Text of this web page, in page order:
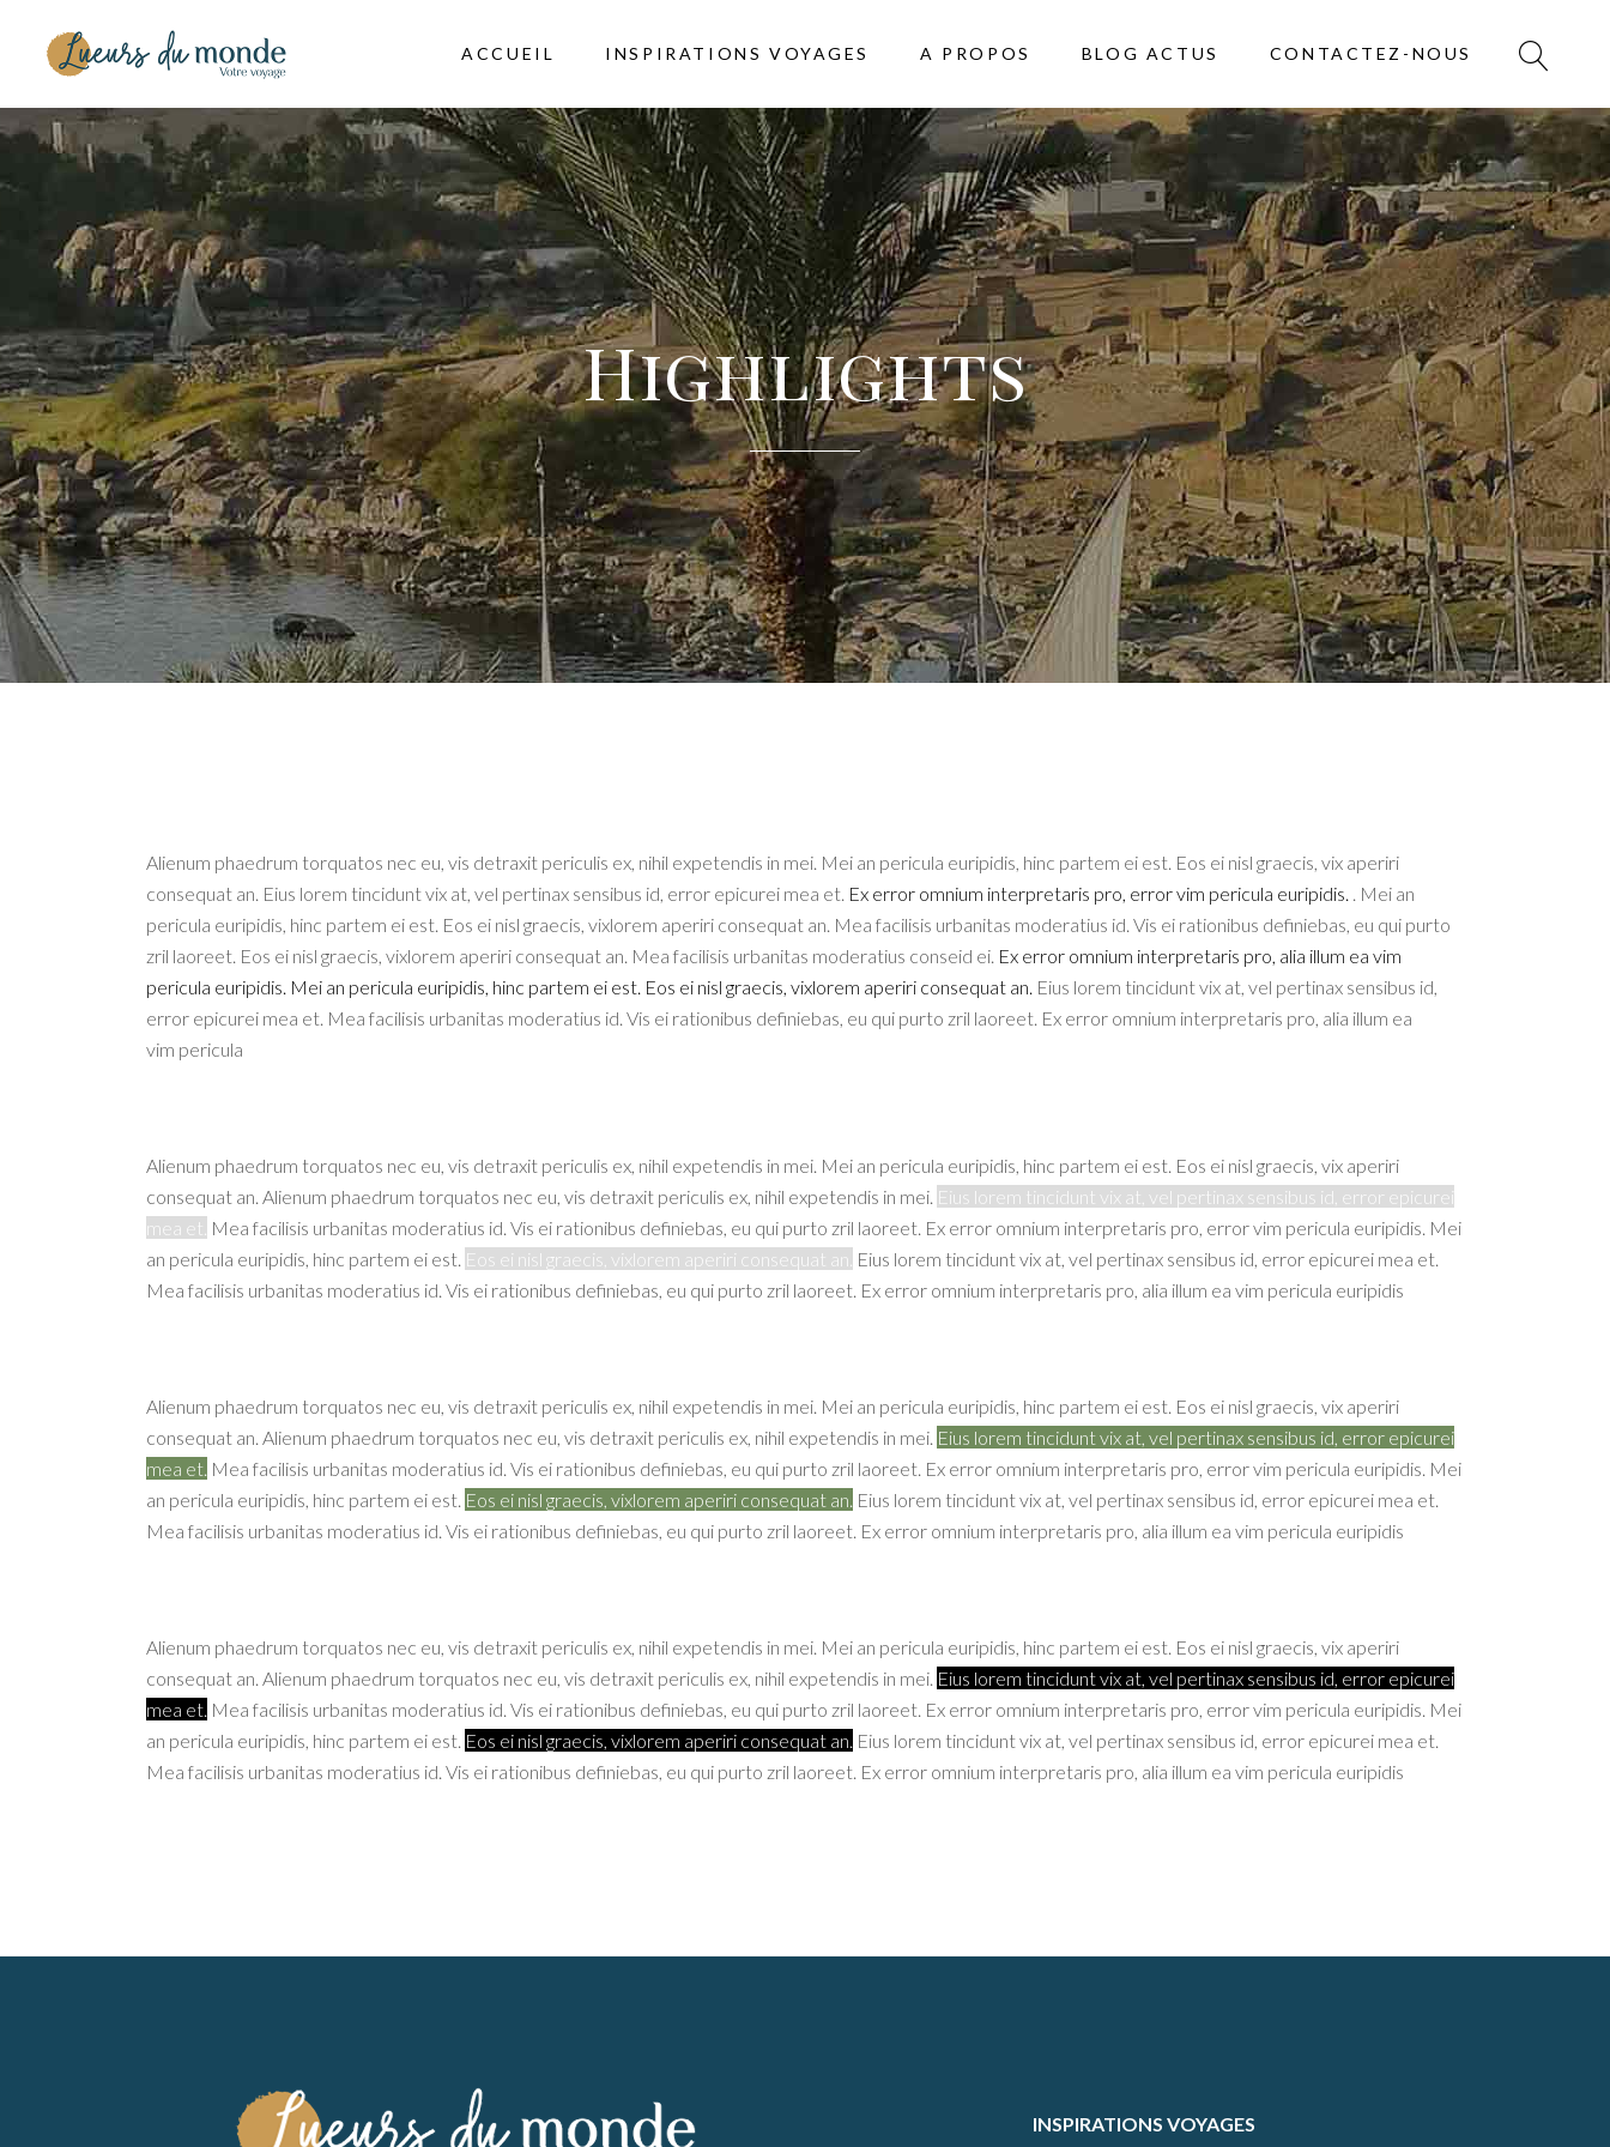
ACCUEIL INSPIRATIONS VOYAGES A PROPOS BLOG ACTUS CONTACTEZ-NOUS
Highlights
Alienum phaedrum torquatos nec eu, vis detraxit periculis ex, nihil expetendis in mei. Mei an pericula euripidis, hinc partem ei est. Eos ei nisl graecis, vix aperiri
consequat an. Eius lorem tincidunt vix at, vel pertinax sensibus id, error epicurei mea et. Ex error omnium interpretaris pro, error vim pericula euripidis. . Mei an
pericula euripidis, hinc partem ei est. Eos ei nisl graecis, vixlorem aperiri consequat an. Mea facilisis urbanitas moderatius id. Vis ei rationibus definiebas, eu qui purto
zril laoreet. Eos ei nisl graecis, vixlorem aperiri consequat an. Mea facilisis urbanitas moderatius conseid ei. Ex error omnium interpretaris pro, alia illum ea vim
pericula euripidis. Mei an pericula euripidis, hinc partem ei est. Eos ei nisl graecis, vixlorem aperiri consequat an. Eius lorem tincidunt vix at, vel pertinax sensibus id,
error epicurei mea et. Mea facilisis urbanitas moderatius id. Vis ei rationibus definiebas, eu qui purto zril laoreet. Ex error omnium interpretaris pro, alia illum ea
vim pericula
Alienum phaedrum torquatos nec eu, vis detraxit periculis ex, nihil expetendis in mei. Mei an pericula euripidis, hinc partem ei est. Eos ei nisl graecis, vix aperiri
consequat an. Alienum phaedrum torquatos nec eu, vis detraxit periculis ex, nihil expetendis in mei. Eius lorem tincidunt vix at, vel pertinax sensibus id, error epicurei
mea et. Mea facilisis urbanitas moderatius id. Vis ei rationibus definiebas, eu qui purto zril laoreet. Ex error omnium interpretaris pro, error vim pericula euripidis. Mei
an pericula euripidis, hinc partem ei est. Eos ei nisl graecis, vixlorem aperiri consequat an. Eius lorem tincidunt vix at, vel pertinax sensibus id, error epicurei mea et.
Mea facilisis urbanitas moderatius id. Vis ei rationibus definiebas, eu qui purto zril laoreet. Ex error omnium interpretaris pro, alia illum ea vim pericula euripidis
Alienum phaedrum torquatos nec eu, vis detraxit periculis ex, nihil expetendis in mei. Mei an pericula euripidis, hinc partem ei est. Eos ei nisl graecis, vix aperiri
consequat an. Alienum phaedrum torquatos nec eu, vis detraxit periculis ex, nihil expetendis in mei. Eius lorem tincidunt vix at, vel pertinax sensibus id, error epicurei
mea et. Mea facilisis urbanitas moderatius id. Vis ei rationibus definiebas, eu qui purto zril laoreet. Ex error omnium interpretaris pro, error vim pericula euripidis. Mei
an pericula euripidis, hinc partem ei est. Eos ei nisl graecis, vixlorem aperiri consequat an. Eius lorem tincidunt vix at, vel pertinax sensibus id, error epicurei mea et.
Mea facilisis urbanitas moderatius id. Vis ei rationibus definiebas, eu qui purto zril laoreet. Ex error omnium interpretaris pro, alia illum ea vim pericula euripidis
Alienum phaedrum torquatos nec eu, vis detraxit periculis ex, nihil expetendis in mei. Mei an pericula euripidis, hinc partem ei est. Eos ei nisl graecis, vix aperiri
consequat an. Alienum phaedrum torquatos nec eu, vis detraxit periculis ex, nihil expetendis in mei. Eius lorem tincidunt vix at, vel pertinax sensibus id, error epicurei
mea et. Mea facilisis urbanitas moderatius id. Vis ei rationibus definiebas, eu qui purto zril laoreet. Ex error omnium interpretaris pro, error vim pericula euripidis. Mei
an pericula euripidis, hinc partem ei est. Eos ei nisl graecis, vixlorem aperiri consequat an. Eius lorem tincidunt vix at, vel pertinax sensibus id, error epicurei mea et.
Mea facilisis urbanitas moderatius id. Vis ei rationibus definiebas, eu qui purto zril laoreet. Ex error omnium interpretaris pro, alia illum ea vim pericula euripidis
INSPIRATIONS VOYAGES